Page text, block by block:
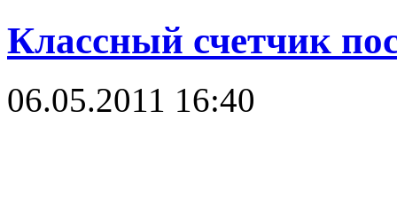
Классный счетчик
06.05.2011 16:40